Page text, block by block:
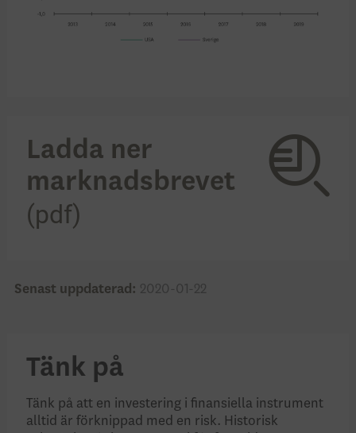
Ladda ner
marknadsbrevet
Senast uppdaterad: 2020-01-22
Tänk på
Tänk på att en investering i finansiella instrument
alltid är förknippad med en risk. Historisk